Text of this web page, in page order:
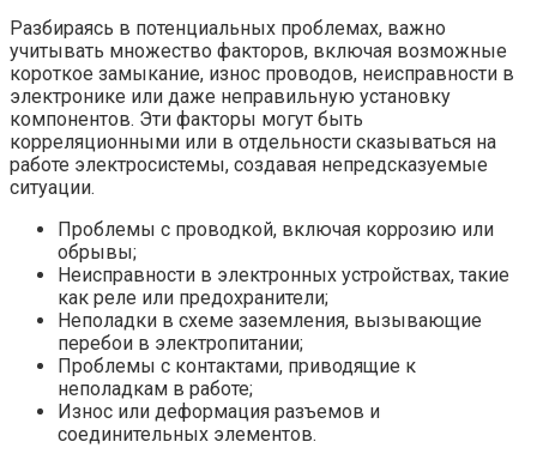
Разбираясь в потенциальных проблемах, важно
учитывать множество факторов, включая возможные
короткое замыкание, износ проводов, неисправности в
электронике или даже неправильную установку
компонентов. Эти факторы могут быть
корреляционными или в отдельности сказываться на
работе электросистемы, создавая непредсказуемые
ситуации.
Проблемы с проводкой, включая коррозию или
обрывы;
Неисправности в электронных устройствах, такие
как реле или предохранители;
Неполадки в схеме заземления, вызывающие
перебои в электропитании;
Проблемы с контактами, приводящие к
неполадкам в работе;
Износ или деформация разъемов и
соединительных элементов.